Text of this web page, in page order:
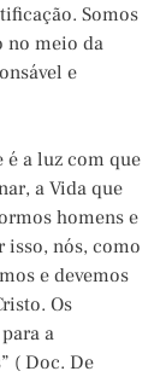
Somos
no meio da
e
é a luz com que
a Vida que
homens e
isso, nós, como
e devemos
Os
a
( Doc. De